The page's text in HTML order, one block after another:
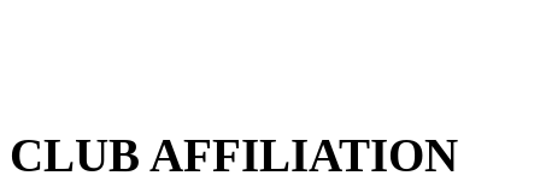
CLUB AFFILIATION